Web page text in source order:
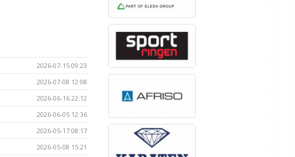
2026-07-15 09:23
2026-07-08 12:08
2026-06-16 22:12
2026-06-05 12:36
2026-05-17 08:17
2026-05-08 15:21